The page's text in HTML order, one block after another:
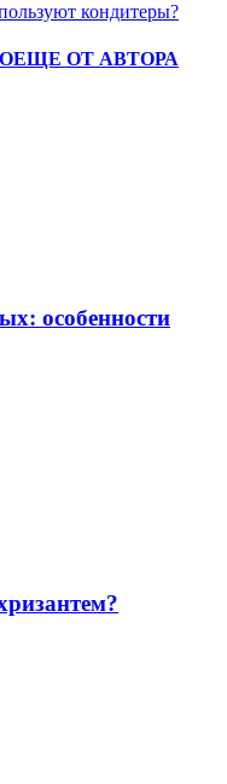
кондитеры?
ЕЩЕ ОТ АВТОРА
особенности